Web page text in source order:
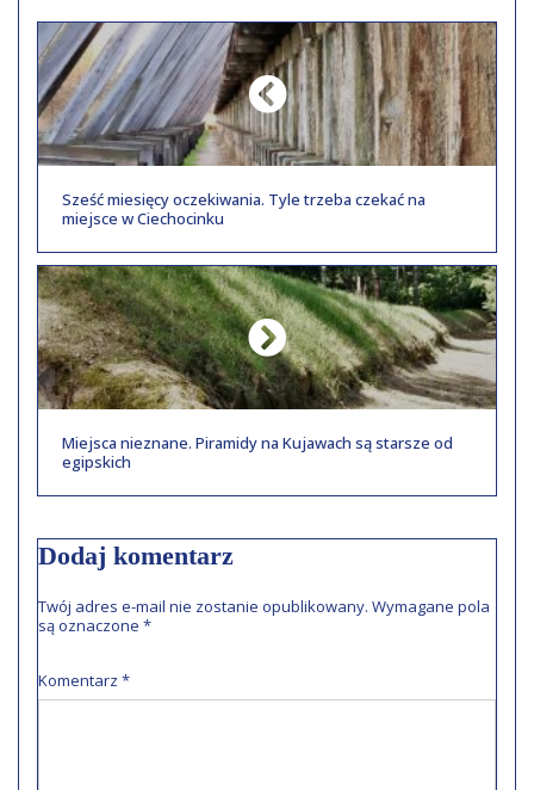
Sześć miesięcy oczekiwania. Tyle trzeba czekać na
miejsce w Ciechocinku
Miejsca nieznane. Piramidy na Kujawach są starsze od
egipskich
Dodaj komentarz
Twój adres e-mail nie zostanie opublikowany. Wymagane pola
są oznaczone *
Komentarz *